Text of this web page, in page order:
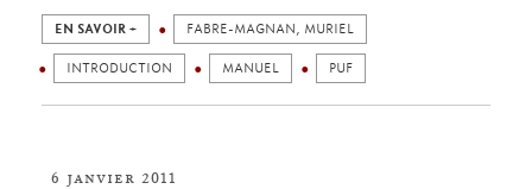
EN SAVOIR + FABRE-MAGNAN, MURIEL
INTRODUCTION MANUEL PUF
6 janvier 2011